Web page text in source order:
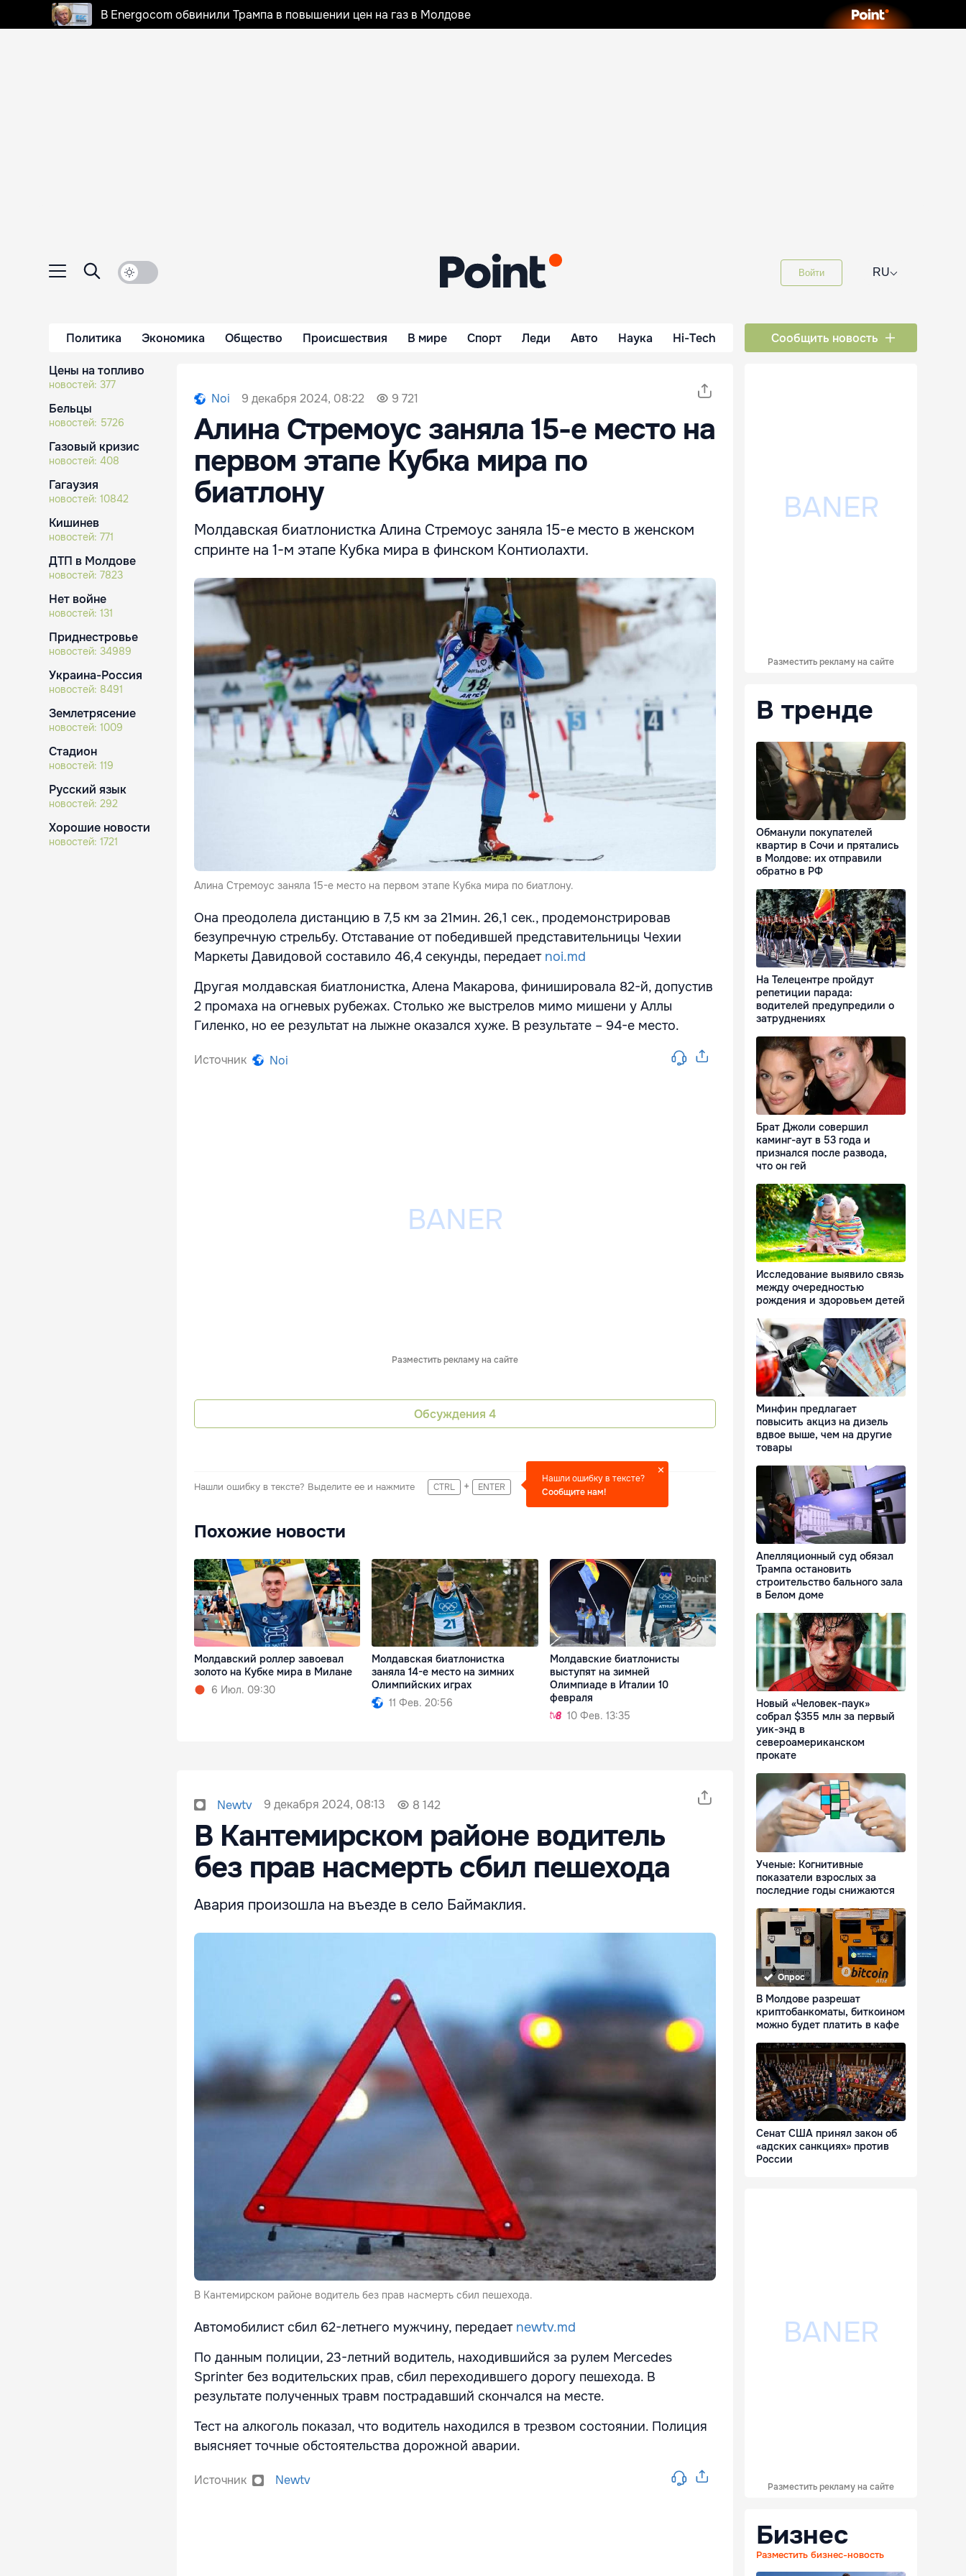
В Energocom обвинили Трампа в повышении цен на газ в Молдове
Войти RU⌵
Политика Экономика Общество Происшествия В мире Спорт Леди Авто Наука Hi-Tech Сообщить новость
Цены на топливо
новостей: 377
Бельцы
новостей: 5726
Газовый кризис
новостей: 408
Гагаузия
новостей: 10842
Кишинев
новостей: 771
ДТП в Молдове
новостей: 7823
Нет войне
новостей: 131
Приднестровье
новостей: 34989
Украина-Россия
новостей: 8491
Землетрясение
новостей: 1009
Стадион
новостей: 119
Русский язык
новостей: 292
Хорошие новости
новостей: 1721
Noi 9 декабря 2024, 08:22 9 721
Алина Стремоус заняла 15-е место на
первом этапе Кубка мира по
биатлону
Молдавская биатлонистка Алина Стремоус заняла 15-е место в женском
спринте на 1-м этапе Кубка мира в финском Контиолахти.
Алина Стремоус заняла 15-е место на первом этапе Кубка мира по биатлону.
Она преодолела дистанцию в 7,5 км за 21мин. 26,1 сек., продемонстрировав
безупречную стрельбу. Отставание от победившей представительницы Чехии
Маркеты Давидовой составило 46,4 секунды, передает noi.md
Другая молдавская биатлонистка, Алена Макарова, финишировала 82-й, допустив
2 промаха на огневых рубежах. Столько же выстрелов мимо мишени у Аллы
Гиленко, но ее результат на лыжне оказался хуже. В результате – 94-е место.
Источник Noi
Разместить рекламу на сайте
Обсуждения 4
Нашли ошибку в тексте? Выделите ее и нажмите CTRL + ENTER
Нашли ошибку в тексте?
Сообщите нам!
Похожие новости
Молдавский роллер завоевал
золото на Кубке мира в Милане
6 Июл. 09:30
Молдавская биатлонистка
заняла 14-е место на зимних
Олимпийских играх
11 Фев. 20:56
Молдавские биатлонисты
выступят на зимней
Олимпиаде в Италии 10
февраля
10 Фев. 13:35
Newtv 9 декабря 2024, 08:13 8 142
В Кантемирском районе водитель
без прав насмерть сбил пешехода
Авария произошла на въезде в село Баймаклия.
В Кантемирском районе водитель без прав насмерть сбил пешехода.
Автомобилист сбил 62-летнего мужчину, передает newtv.md
По данным полиции, 23-летний водитель, находившийся за рулем Mercedes
Sprinter без водительских прав, сбил переходившего дорогу пешехода. В
результате полученных травм пострадавший скончался на месте.
Тест на алкоголь показал, что водитель находился в трезвом состоянии. Полиция
выясняет точные обстоятельства дорожной аварии.
Источник Newtv
Разместить рекламу на сайте
В тренде
Обманули покупателей
квартир в Сочи и прятались
в Молдове: их отправили
обратно в РФ
На Телецентре пройдут
репетиции парада:
водителей предупредили о
затруднениях
Брат Джоли совершил
каминг-аут в 53 года и
признался после развода,
что он гей
Исследование выявило связь
между очередностью
рождения и здоровьем детей
Минфин предлагает
повысить акциз на дизель
вдвое выше, чем на другие
товары
Апелляционный суд обязал
Трампа остановить
строительство бального зала
в Белом доме
Новый «Человек-паук»
собрал $355 млн за первый
уик-энд в
североамериканском
прокате
Ученые: Когнитивные
показатели взрослых за
последние годы снижаются
Опрос
В Молдове разрешат
криптобанкоматы, биткоином
можно будет платить в кафе
Сенат США принял закон об
«адских санкциях» против
России
Разместить рекламу на сайте
Бизнес
Разместить бизнес-новость